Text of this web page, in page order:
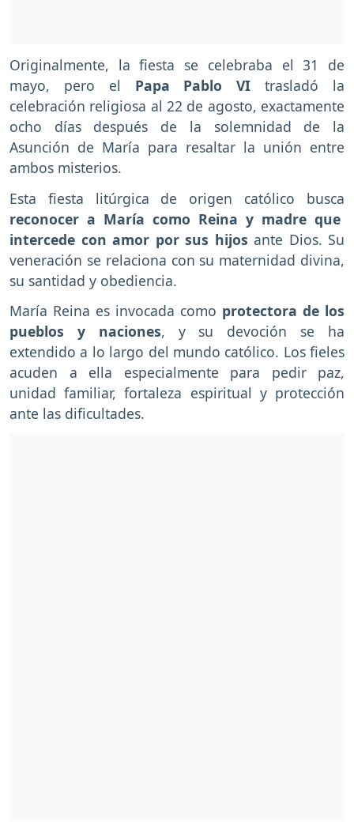
Originalmente, la fiesta se celebraba el 31 de
mayo, pero el Papa Pablo VItrasladó la
celebración religiosa al 22 de agosto, exactamente
ocho días después de la solemnidad de la
Asunción de María para resaltar la unión entre
ambos misterios.
Esta fiesta litúrgica de origen católico busca
reconocer a María como Reina y madre que
intercede con amor por sus hijos ante Dios. Su
veneración se relaciona con su maternidad divina,
su santidad y obediencia.
María Reina es invocada como protectora de los
pueblos y naciones, y su devoción se ha
extendido a lo largo del mundo católico. Los fieles
acuden a ella especialmente para pedir paz,
unidad familiar, fortaleza espiritual y protección
ante las dificultades.